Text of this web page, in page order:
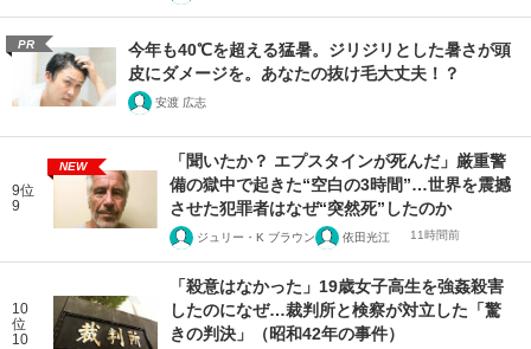
PR
今年も40℃を超える猛暑。ジリジリとした暑さが頭
皮にダメージを。あなたの抜け毛大丈夫！？
安渡 広志
9位
9
NEW
「聞いたか？ エプスタインが死んだ」厳重警
備の獄中で起きた“空白の3時間”…世界を震撼
させた犯罪者はなぜ“突然死”したのか
ジュリー・K ブラウン 依田光江 11時間前
10
位
10
「殺意はなかった」19歳女子高生を強姦殺害
したのになぜ…裁判所と検察が対立した「驚
きの判決」（昭和42年の事件）